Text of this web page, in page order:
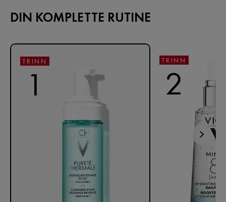
DIN KOMPLETTE RUTINE
TRINN
1
TRINN
2